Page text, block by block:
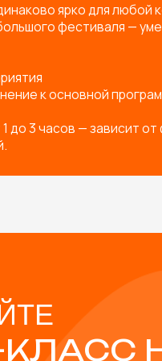
НА
вам:
любое мероприятие
мастер-класса
вашу задачу